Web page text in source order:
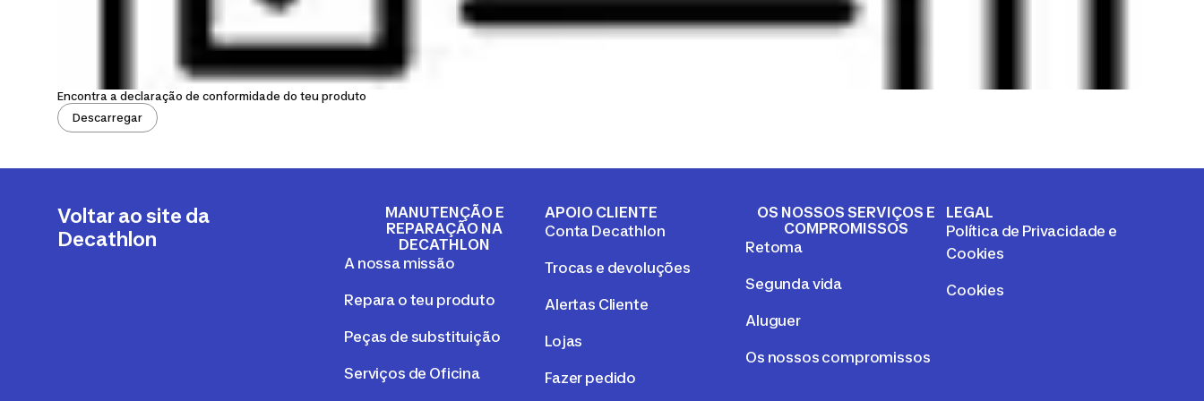
Encontra a declaração de conformidade do teu produto
Descarregar
Voltar ao site da
Decathlon
MANUTENÇÃO E
REPARAÇÃO NA
DECATHLON
A nossa missão
Repara o teu produto
Peças de substituição
Serviços de Oficina
APOIO CLIENTE
Conta Decathlon
Trocas e devoluções
Alertas Cliente
Lojas
Fazer pedido
OS NOSSOS SERVIÇOS E
COMPROMISSOS
Retoma
Segunda vida
Aluguer
Os nossos compromissos
LEGAL
Política de Privacidade e
Cookies
Cookies